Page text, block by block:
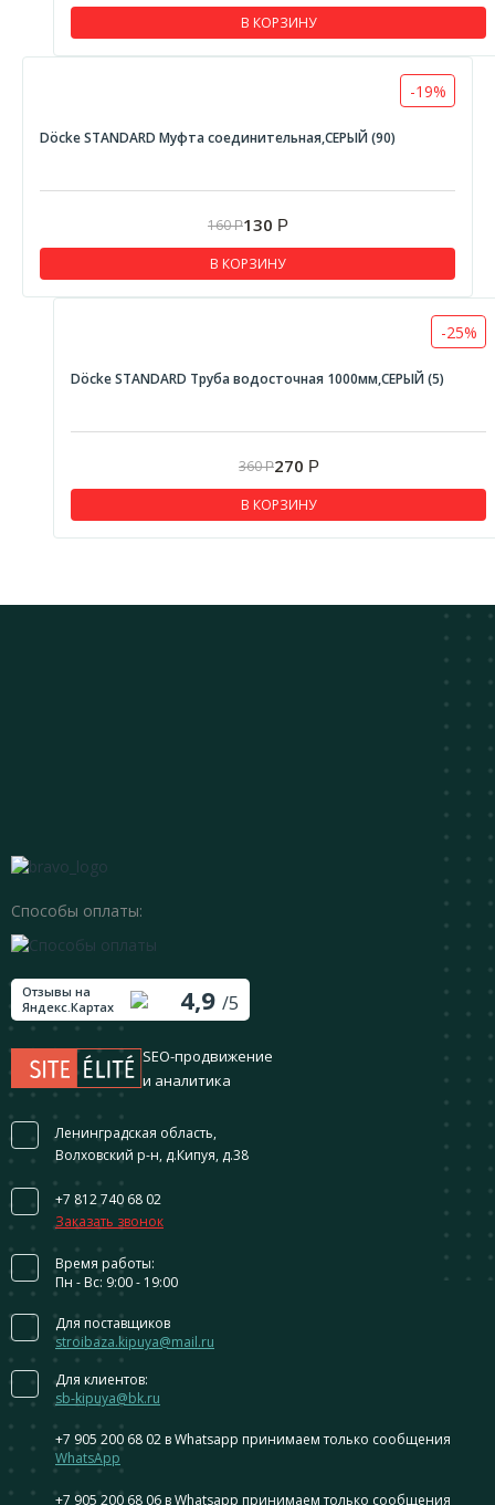
В КОРЗИНУ
-19%
Döcke STANDARD Муфта соединительная,СЕРЫЙ (90)
160Р130 Р
В КОРЗИНУ
-25%
Döcke STANDARD Труба водосточная 1000мм,СЕРЫЙ (5)
360Р270 Р
В КОРЗИНУ
Способы оплаты:
Отзывы на
Яндекс.Картах
4,9 /5
SEO-продвижение
и аналитика
Ленинградская область,
Волховский р-н, д.Кипуя, д.38
+7 812 740 68 02
Заказать звонок
Время работы:
Пн - Вс: 9:00 - 19:00
Для поставщиков
stroibaza.kipuya@mail.ru
Для клиентов:
sb-kipuya@bk.ru
+7 905 200 68 02 в Whatsapp принимаем только сообщения
WhatsApp
+7 905 200 68 06 в Whatsapp принимаем только сообщения